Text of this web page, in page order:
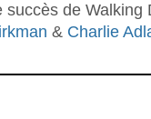
de Walking
& Charlie